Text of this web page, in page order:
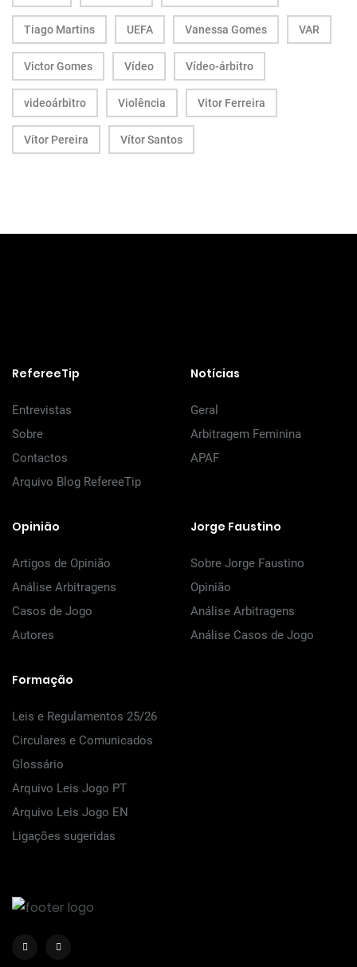
Tiago Martins UEFA Vanessa Gomes VAR
Victor Gomes Vídeo Vídeo-árbitro
videoárbitro Violência Vitor Ferreira
Vítor Pereira Vítor Santos
RefereeTip
Entrevistas
Sobre
Contactos
Arquivo Blog RefereeTip
Notícias
Geral
Arbitragem Feminina
APAF
Opinião
Artigos de Opinião
Análise Arbitragens
Casos de Jogo
Autores
Jorge Faustino
Sobre Jorge Faustino
Opinião
Análise Arbitragens
Análise Casos de Jogo
Formação
Leis e Regulamentos 25/26
Circulares e Comunicados
Glossário
Arquivo Leis Jogo PT
Arquivo Leis Jogo EN
Ligações sugeridas